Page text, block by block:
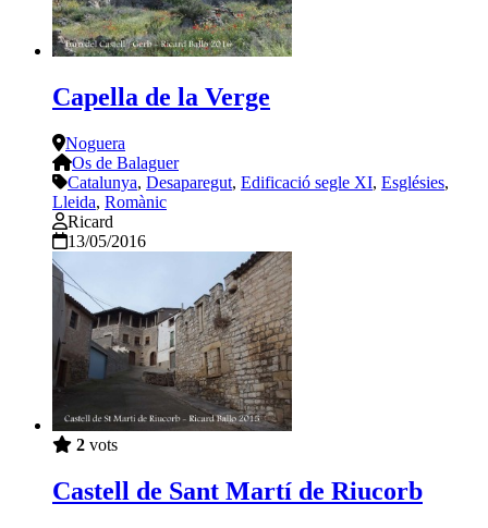
Capella de la Verge
Noguera
Os de Balaguer
Catalunya, Desaparegut, Edificació segle XI, Esglésies,
Lleida, Romànic
Ricard
13/05/2016
2 vots
Castell de Sant Martí de Riucorb